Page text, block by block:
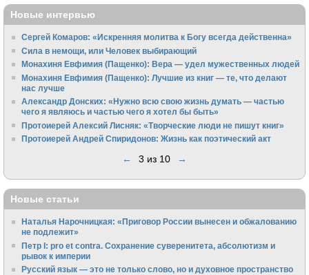
Новые интервью
Сергей Комаров: «Искренняя молитва к Богу всегда действенна»
Сила в немощи, или Человек выбирающий
Монахиня Евфимия (Пащенко): Вера — удел мужественных людей
Монахиня Евфимия (Пащенко): Лучшие из книг — те, что делают
нас лучше
Александр Донских: «Нужно всю свою жизнь думать — частью
чего я являюсь и частью чего я хотел бы быть»
Протоиерей Алексий Лисняк: «Творческие люди не пишут книг»
Протоиерей Андрей Спиридонов: Жизнь как поэтический акт
← 3 из 10 →
Новые статьи
Наталья Нарочницкая: «Приговор России вынесен и обжалованию
не подлежит»
Петр I: pro et contra. Сохранение суверенитета, абсолютизм и
рывок к империи
Русский язык — это не только слово, но и духовное пространство